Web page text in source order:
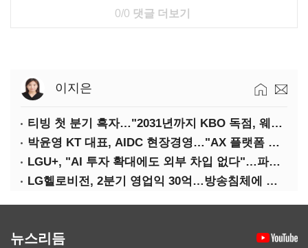
0/0 댓글 더보기
이지은
티빙 첫 분기 흑자…"2031년까지 KBO 독점, 웨이브 합병도 속도"
박윤영 KT 대표, AIDC 현장경영…"AX 플랫폼 핵심 인프라로 키운다"
LGU+, "AI 투자 확대에도 외부 차입 없다"…파주 AIDC 수익성 자신
LG헬로비전, 2분기 영업익 30억…방송침체에 교육용 단말 시장도 축소
뉴스리듬